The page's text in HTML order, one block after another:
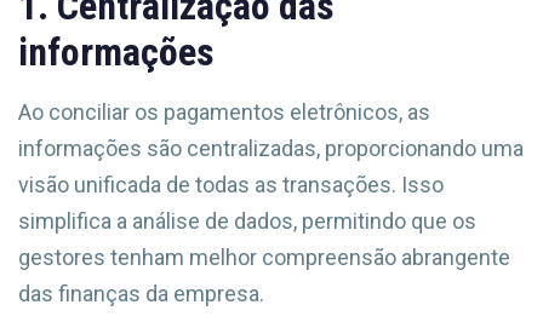
informações
Ao conciliar os pagamentos eletrônicos, as
informações são centralizadas, proporcionando uma
visão unificada de todas as transações. Isso
simplifica a análise de dados, permitindo que os
gestores tenham melhor compreensão abrangente
das finanças da empresa.